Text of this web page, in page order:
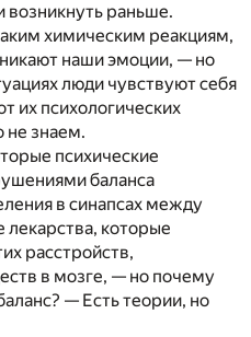
возникнуть раньше.
химическим реакциям,
наши эмоции, — но
люди чувствуют себя
их психологических
не знаем.
психические
баланса
в синапсах между
которые
расстройств,
в мозге, — но почему
— Есть теории, но